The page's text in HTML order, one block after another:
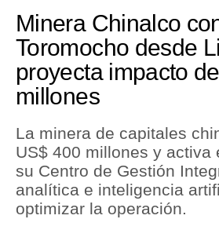
Perú
Política
Tu Dinero
Finanzas Personales
Inmobiliarias
Plus G
Minera Chinalco
Toromocho desde
proyecta impacto
millones
La minera de capitales
US$ 400 millones y activa
su Centro de Gestión
analítica e inteligencia
optimizar la operación.